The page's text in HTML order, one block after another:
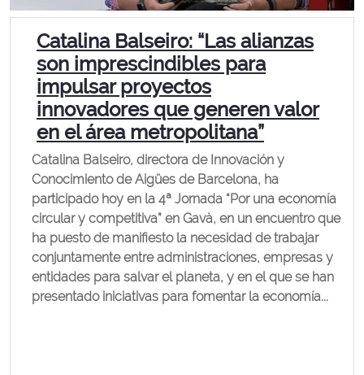
Catalina Balseiro: “Las alianzas
son imprescindibles para
impulsar proyectos
innovadores que generen valor
en el área metropolitana”
Catalina Balseiro, directora de Innovación y
Conocimiento de Aigües de Barcelona, ha
participado hoy en la 4ª Jornada “Por una economía
circular y competitiva” en Gavà, en un encuentro que
ha puesto de manifiesto la necesidad de trabajar
conjuntamente entre administraciones, empresas y
entidades para salvar el planeta, y en el que se han
presentado iniciativas para fomentar la economía...